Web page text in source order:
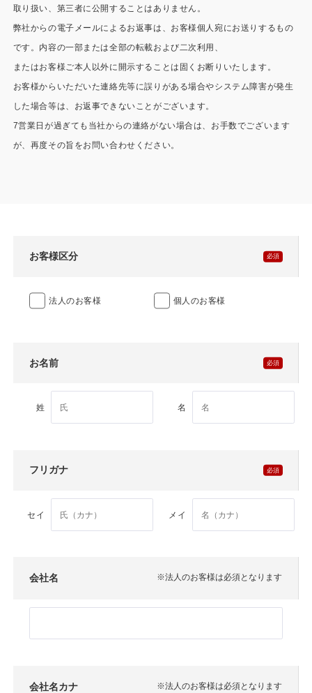
勉強部屋・子供部屋
休憩室・喫煙室
危険物保管庫
その他
お問い合わせ
利用規約
取り扱い、第三者に公開することはありません。
弊社からの電子メールによるお返事は、お客様個人宛にお送りするもの
です。内容の一部または全部の転載および二次利用、
またはお客様ご本人以外に開示することは固くお断りいたします。
お客様からいただいた連絡先等に誤りがある場合やシステム障害が発生
した場合等は、お返事できないことがございます。
7営業日が過ぎても当社からの連絡がない場合は、お手数でございます
が、再度その旨をお問い合わせください。
お客様区分
法人のお客様 個人のお客様
お名前
姓 名
フリガナ
セイ メイ
会社名 ※法人のお客様は必須となります
会社名カナ ※法人のお客様は必須となります